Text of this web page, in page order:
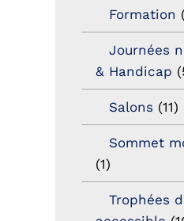
Formation
Journées
& Handicap
Salons (11)
Sommet
(1)
Trophées